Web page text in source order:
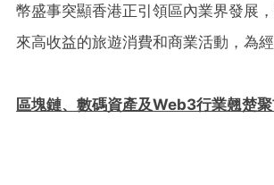
幣盛事突顯香港正引領區內業界發展
來高收益的旅遊消費和商業活動，為經
區塊鏈、數碼資產及Web3行業翹楚